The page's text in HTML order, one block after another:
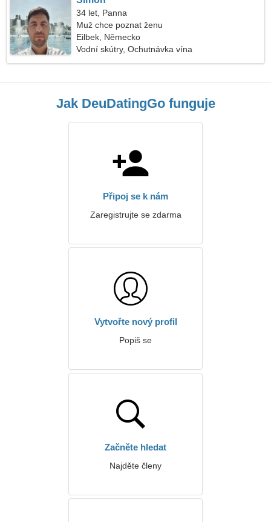
34 let, Panna
Muž chce poznat ženu
Eilbek, Německo
Vodní skútry, Ochutnávka vína
Jak DeuDatingGo funguje
Připoj se k nám
Zaregistrujte se zdarma
Vytvořte nový profil
Popiš se
Začněte hledat
Najděte členy